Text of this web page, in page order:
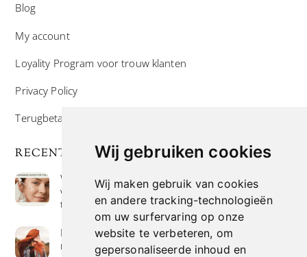
Wij gebruiken cookies
Wij maken gebruik van cookies
en andere tracking-technologieën
om uw surfervaring op onze
website te verbeteren, om
gepersonaliseerde inhoud en
Blog
My account
Loyality Program voor trouw klanten
Privacy Policy
Terugbetaal- en retourneringsbeleid
RECENTE POSTS
Wat is niacinamide? Voordelen, toepassingen en
waarom het overal in huidverzorgingsproducten
te vinden is
Hoe verf je haar op de meest natuurlijke manier
met henna kleuring